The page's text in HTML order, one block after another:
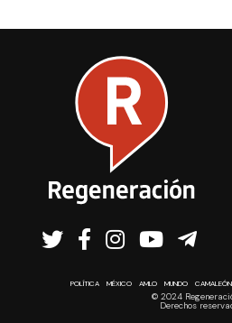
POLÍTICA MÉXICO AMLO MUNDO CAMALEÓN
© 2024
Derechos